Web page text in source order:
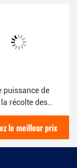
puissance de
la récolte des
herbes utilisée
et nettoyer
de la récolte des
le meilleur prix